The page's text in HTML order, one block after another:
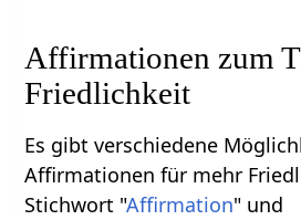
Affirmationen zum
Friedlichkeit
Es gibt verschiedene
Affirmationen für mehr
Stichwort "Affirmation" und